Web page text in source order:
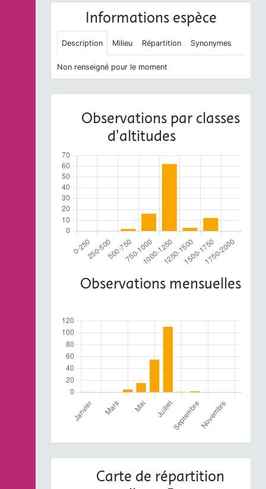
Informations espèce
Description Milieu Répartition Synonymes
Non renseigné pour le moment
Observations par classes
d'altitudes
Observations mensuelles
Carte de répartition